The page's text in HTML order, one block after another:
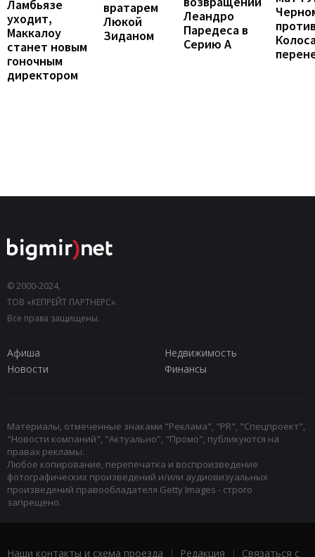
Ламбьязе
уходит,
Маккалоу
станет новым
гоночным
директором
вратарем
Люкой
Зиданом
Леандро
Паредеса в
Серию А
© 2000-2024,
ТОВ «КЕПРЕЙТ ПАРТНЕРС».
Все права защищены.
Афиша
Недвижимость
Новости
Финансы
Материалы, отмеченные знаками "Реклама", "PR", "Спецпроект",
"Новости компаний", "Актуально", "Промо", публикуются на
правах рекламы.
Любое копирование, перепечатка и воспроизведение
фотографических произведений и/или аудиовизуальных
произведений правообладателя Getty Images - строго
запрещено.
Наши контакты и схема проезда | Редакция | Связаться с